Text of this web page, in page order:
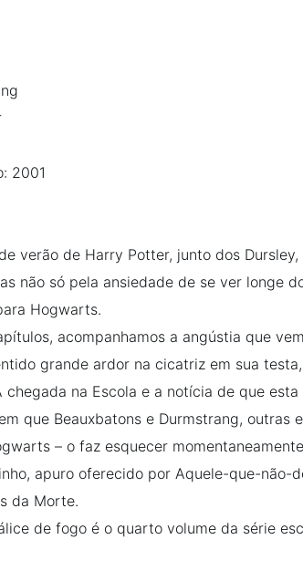
2001
verão de Harry Potter, junto dos
não só pela ansiedade de se ver longe
Hogwarts.
acompanhamos a angústia que
grande ardor na cicatriz em sua
chegada na Escola e a notícia de que
que Beauxbatons e Durmstrang, outras
– o faz esquecer
apuro oferecido por Aquele-que-não-
da Morte.
de fogo é o quarto volume da série